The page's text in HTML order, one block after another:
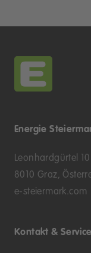
Energie
Leonhardgürtel 10
8010 Graz,
e-steiermark.com
Kontakt & Service